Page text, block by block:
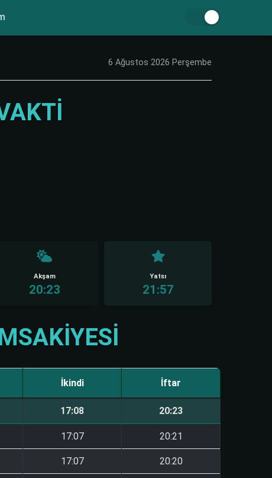
6 Ağustos 2026 Perşembe
Akşam
20:23
Yatsı
21:57
İkindi İftar
17:08 20:23
17:07 20:21
17:07 20:20